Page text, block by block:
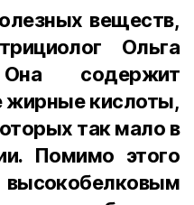
веществ,
Ольга
содержит
кислоты,
так мало в
Помимо этого